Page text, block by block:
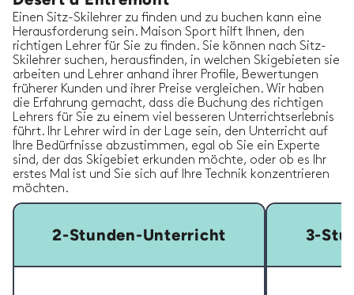
Einen Sitz-Skilehrer zu finden und zu buchen kann eine
Herausforderung sein. Maison Sport hilft Ihnen, den
richtigen Lehrer für Sie zu finden. Sie können nach Sitz-
Skilehrer suchen, herausfinden, in welchen Skigebieten sie
arbeiten und Lehrer anhand ihrer Profile, Bewertungen
früherer Kunden und ihrer Preise vergleichen. Wir haben
die Erfahrung gemacht, dass die Buchung des richtigen
Lehrers für Sie zu einem viel besseren Unterrichtserlebnis
führt. Ihr Lehrer wird in der Lage sein, den Unterricht auf
Ihre Bedürfnisse abzustimmen, egal ob Sie ein Experte
sind, der das Skigebiet erkunden möchte, oder ob es Ihr
erstes Mal ist und Sie sich auf Ihre Technik konzentrieren
möchten.
2-Stunden-Unterricht 3-